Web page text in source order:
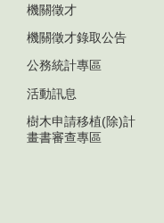
機關徵才
機關徵才錄取公告
公務統計專區
活動訊息
樹木申請移植(除)計
畫書審查專區